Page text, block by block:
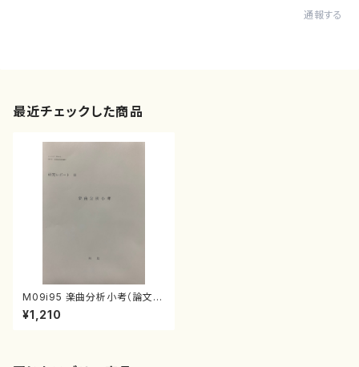
通報する
最近チェックした商品
M09i95 楽曲分析小考（論文/
南聡/論文）
¥1,210